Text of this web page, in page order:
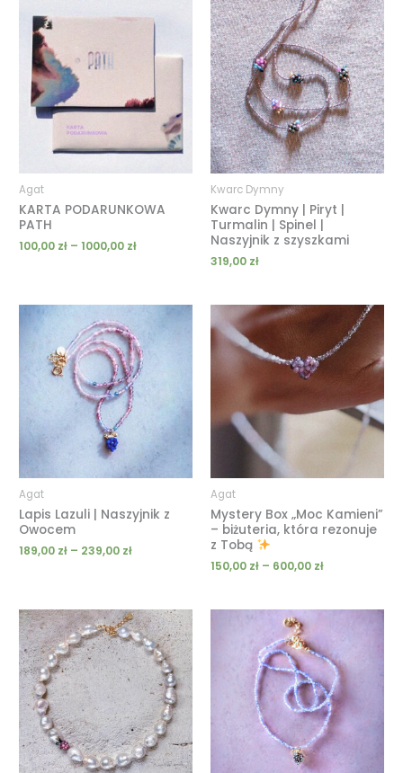
Agat
KARTA PODARUNKOWA
PATH
100,00 zł – 1000,00 zł
cen:
Kwarc Dymny
Kwarc Dymny | Piryt |
Turmalin | Spinel |
Naszyjnik z szyszkami
319,00 zł
Agat
Lapis Lazuli | Naszyjnik z
Owocem
189,00 zł – 239,00 zł
od
189,00 zł
do
239,00 zł
Agat
Mystery Box „Moc Kamieni”
– biżuteria, która rezonuje
z Tobą
150,00 zł – 600,00 zł
Zakres
od
150,00 zł
Zakres
cen:
od
259,00 zł
289,00 zł
Zakres
od
189,00 zł
do
239,00 zł